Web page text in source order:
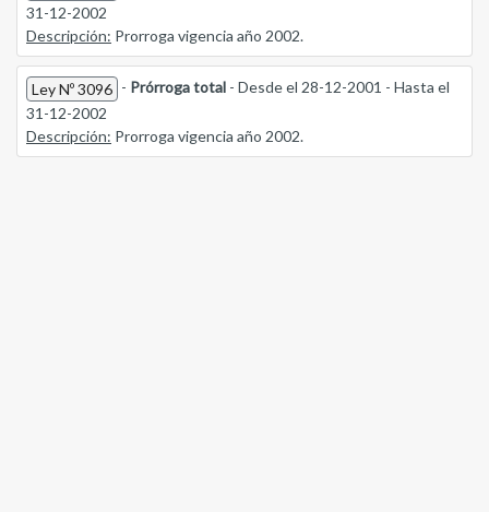
31-12-2002
Descripción: Prorroga vigencia año 2002.
Ley Nº 3096 - Prórroga total - Desde el 28-12-2001 - Hasta el
31-12-2002
Descripción: Prorroga vigencia año 2002.